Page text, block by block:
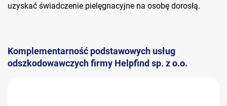
uzyskać świadczenie pielęgnacyjne na osobę dorosłą.
Komplementarność podstawowych usług
odszkodowawczych firmy Helpfind sp. z o.o.